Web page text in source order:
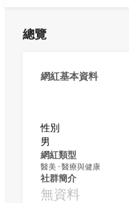
總覽
網紅基本資料
性別
男
網紅類型
醫美 · 醫療與健康
社群簡介
無資料